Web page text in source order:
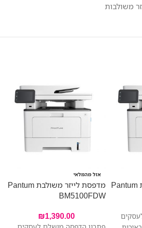
משולבות
מדפסת לייזר משולבת Pantum
אזל מהמלאי
מדפסת לייזר משולבת Pantum
BM5100FDW
₪1,390.00